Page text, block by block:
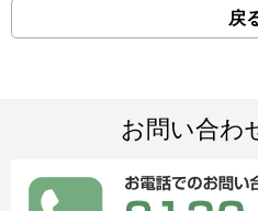
戻
お問い合わ